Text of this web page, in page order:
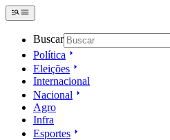
Buscar
Política
Eleições
Internacional
Nacional
Agro
Infra
Esportes